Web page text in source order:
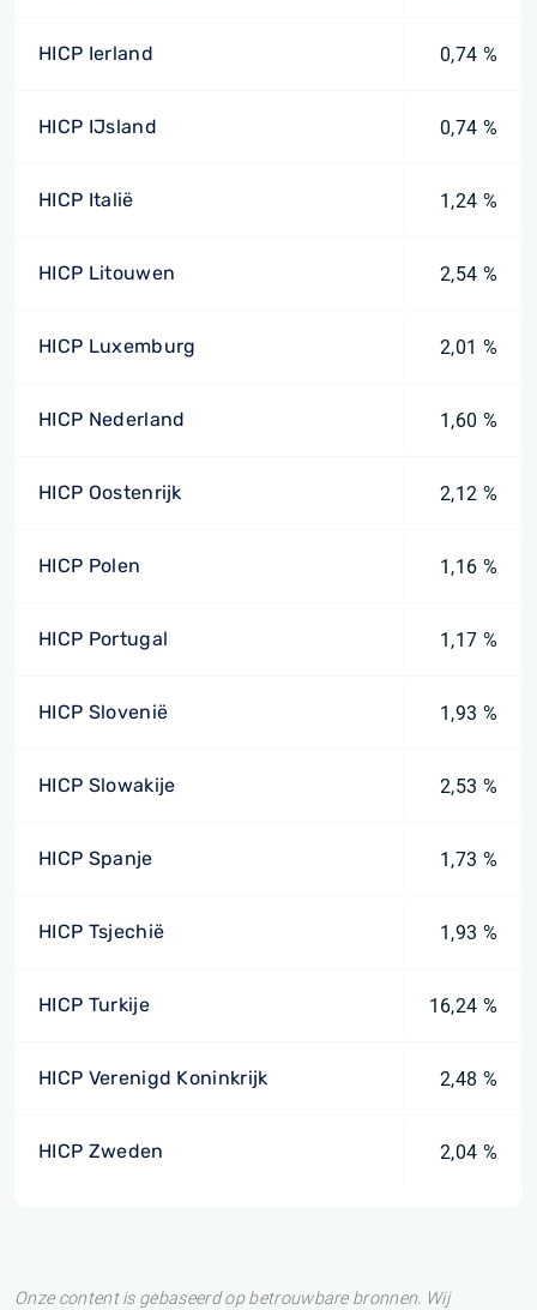
HICP Ierland 0,74 %
HICP IJsland 0,74 %
HICP Italië 1,24 %
HICP Litouwen 2,54 %
HICP Luxemburg 2,01 %
HICP Nederland 1,60 %
HICP Oostenrijk 2,12 %
HICP Polen 1,16 %
HICP Portugal 1,17 %
HICP Slovenië 1,93 %
HICP Slowakije 2,53 %
HICP Spanje 1,73 %
HICP Tsjechië 1,93 %
HICP Turkije 16,24 %
HICP Verenigd Koninkrijk 2,48 %
HICP Zweden 2,04 %
Onze content is gebaseerd op betrouwbare bronnen. Wij